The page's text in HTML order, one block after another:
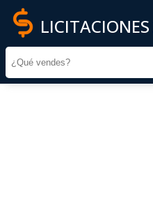
LICITACIONES